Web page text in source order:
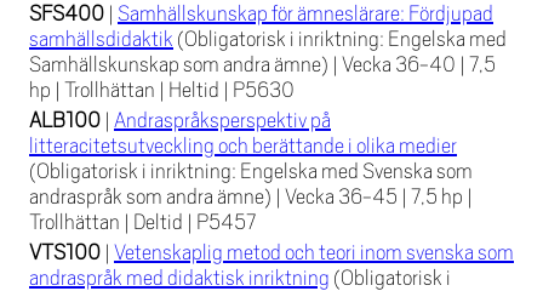
SFS400 | Samhällskunskap för ämneslärare: Fördjupad
samhällsdidaktik (Obligatorisk i inriktning: Engelska med
Samhällskunskap som andra ämne) | Vecka 36-40 | 7,5
hp | Trollhättan | Heltid | P5630
ALB100 | Andraspråksperspektiv på
litteracitetsutveckling och berättande i olika medier
(Obligatorisk i inriktning: Engelska med Svenska som
andraspråk som andra ämne) | Vecka 36-45 | 7,5 hp |
Trollhättan | Deltid | P5457
VTS100 | Vetenskaplig metod och teori inom svenska som
andraspråk med didaktisk inriktning (Obligatorisk i